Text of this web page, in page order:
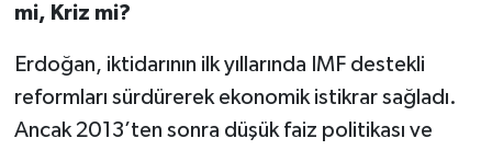
mi, Kriz mi?
Erdoğan, iktidarının ilk yıllarında IMF destekli
reformları sürdürerek ekonomik istikrar sağladı.
Ancak 2013’ten sonra düşük faiz politikası ve